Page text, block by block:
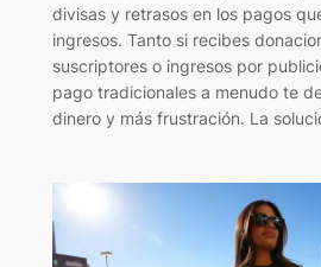
divisas y retrasos en los pagos
ingresos. Tanto si recibes
suscriptores o ingresos por
pago tradicionales a menudo te
dinero y más frustración. La